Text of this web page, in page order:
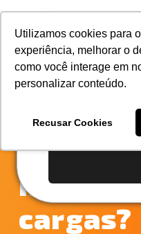
Utilizamos cookies para
experiência, melhorar o
como você interage em
personalizar conteúdo.
Recusar Cookies
A Mastersul
#35 (no title)
Blog
Por
um
cargas?